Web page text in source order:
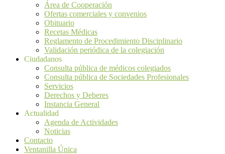
Área de Cooperación
Ofertas comerciales y convenios
Obituario
Recetas Médicas
Reglamento de Procedimiento Disciplinario
Validación periódica de la colegiación
Ciudadanos
Consulta pública de médicos colegiados
Consulta pública de Sociedades Profesionales
Servicios
Derechos y Deberes
Instancia General
Actualidad
Agenda de Actividades
Noticias
Contacto
Ventanilla Única